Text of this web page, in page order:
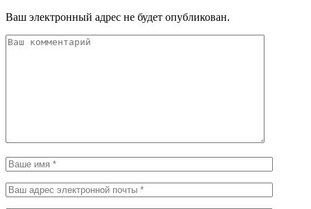
Ваш электронный адрес не будет опубликован.